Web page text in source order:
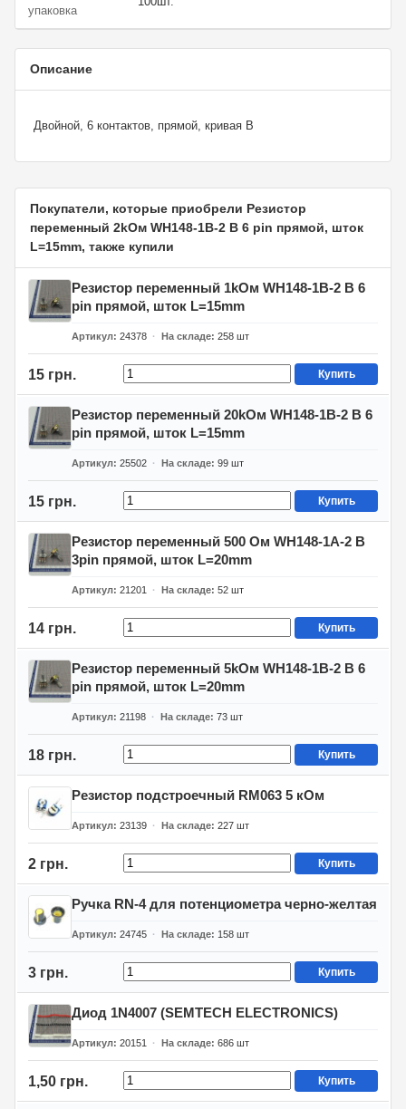
упаковка
Описание
Двойной, 6 контактов, прямой, кривая B
Покупатели, которые приобрели Резистор
переменный 2kОм WH148-1B-2 B 6 pin прямой, шток
L=15mm, также купили
Резистор переменный 1kОм WH148-1B-2 B 6
pin прямой, шток L=15mm
Артикул 24378 На складе 258 шт
15 грн. Купить
Резистор переменный 20kОм WH148-1B-2 B 6
pin прямой, шток L=15mm
Артикул 25502 На складе 99 шт
15 грн. Купить
Резистор переменный 500 Ом WH148-1A-2 B
3pin прямой, шток L=20mm
Артикул 21201 На складе 52 шт
14 грн. Купить
Резистор переменный 5kОм WH148-1B-2 B 6
pin прямой, шток L=20mm
Артикул 21198 На складе 73 шт
18 грн. Купить
Резистор подстроечный RM063 5 кОм
Артикул 23139 На складе 227 шт
2 грн. Купить
Ручка RN-4 для потенциометра черно-желтая
Артикул 24745 На складе 158 шт
3 грн. Купить
Диод 1N4007 (SEMTECH ELECTRONICS)
Артикул 20151 На складе 686 шт
1,50 грн. Купить